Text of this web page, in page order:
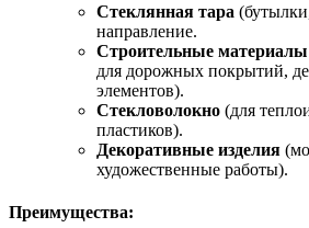
Стеклянная тара
направление.
Строительные материалы
для дорожных покрытий,
элементов).
Стекловолокно (для
пластиков).
Декоративные изделия
художественные работы).
Преимущества: